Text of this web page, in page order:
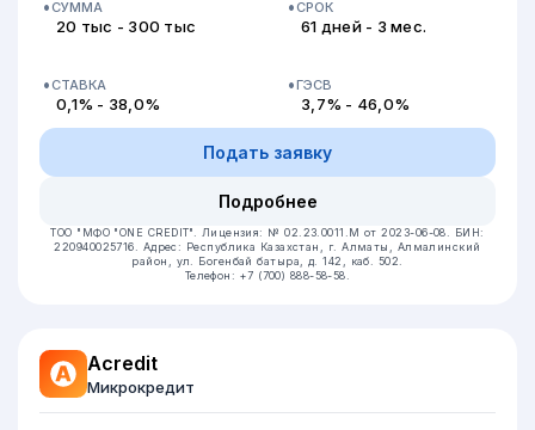
СУММА
20 тыс - 300 тыс
СРОК
61 дней - 3 мес.
СТАВКА
0,1% - 38,0%
ГЭСВ
3,7% - 46,0%
Подать заявку
Подробнее
ТОО "МФО "ONE CREDIT". Лицензия: № 02.23.0011.M от 2023-06-08.
БИН:
220940025716. Адрес: Республика Казахстан, г. Алматы, Алмалинский
район, ул. Богенбай батыра, д. 142, каб. 502.
Телефон: +7 (700) 888-58-58.
Acredit
Микрокредит